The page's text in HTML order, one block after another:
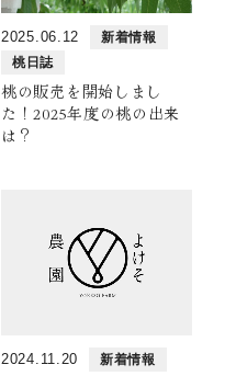
2025.06.12
新着情報
桃日誌
桃の販売を開始しまし
た！2025年度の桃の出来
は？
2024.11.20 新着情報